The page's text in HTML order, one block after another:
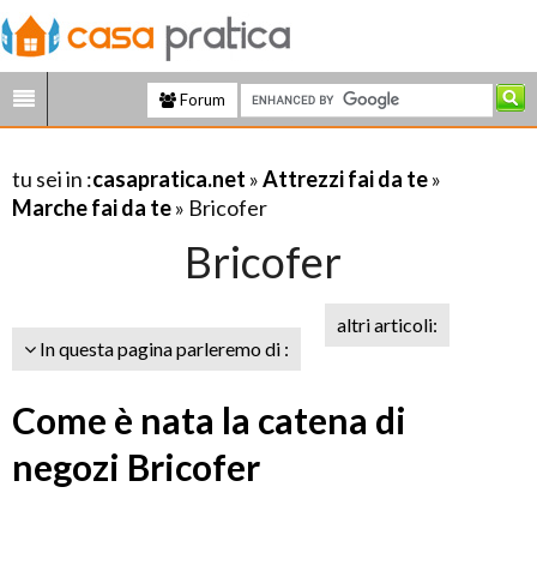
Forum
tu sei in :casapratica.net »Attrezzi fai da te»
Marche fai da te» Bricofer
Bricofer
In questa pagina parleremo di :
altri articoli:
Come è nata la catena di
negozi Bricofer